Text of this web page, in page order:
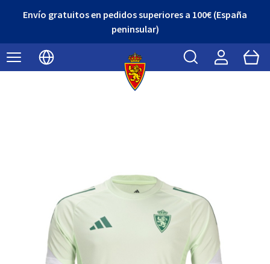
Envío gratuitos en pedidos superiores a 100€ (España
peninsular)
Seleccionar idioma
Buscar Cart